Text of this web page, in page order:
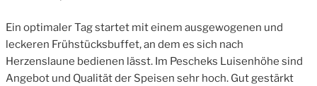
Ein optimaler Tag startet mit einem ausgewogenen und
leckeren Frühstücksbuffet, an dem es sich nach
Herzenslaune bedienen lässt. Im Pescheks Luisenhöhe sind
Angebot und Qualität der Speisen sehr hoch. Gut gestärkt